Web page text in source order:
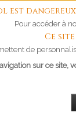
est
Pour accéder à
Ce
de
sur ce site,